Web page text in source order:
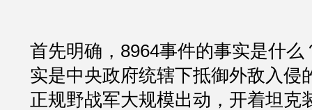
首先明确，8964事件的事实是什么
实是中央政府统辖下抵御外敌入侵
正规野战军大规模出动，开着坦克